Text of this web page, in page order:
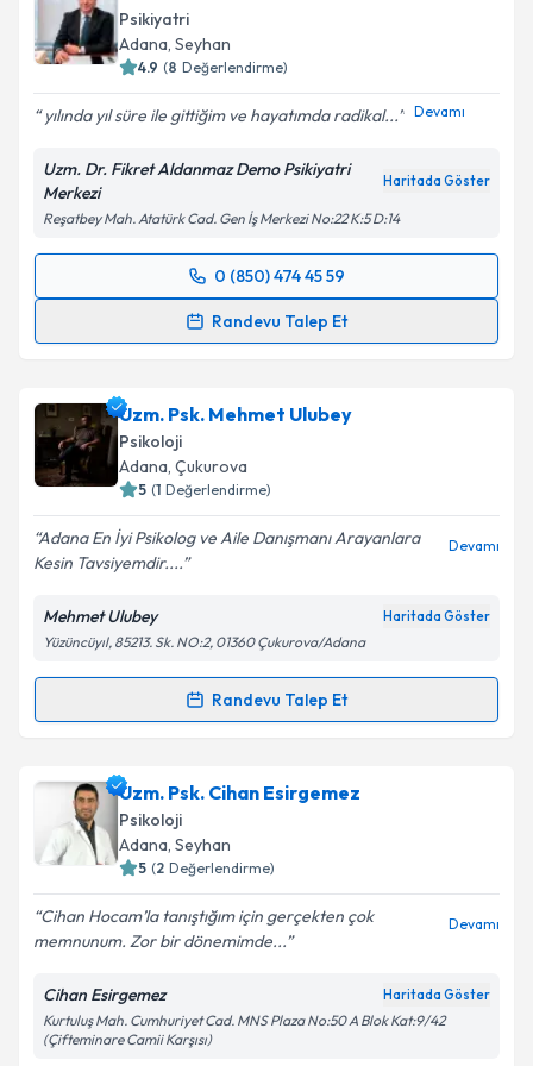
E-posta Adresiniz
Metni 'ni okudum ve kişisel verilerimin belirtilen
Takvim Talebini Gönder
Psikiyatri
Adana, Seyhan
4.9 (8 Değerlendirme)
yılında yıl süre ile gittiğim ve hayatımda radikal... Devamı
Uzm. Dr. Fikret Aldanmaz Demo Psikiyatri
Merkezi
Haritada Göster
Reşatbey Mah. Atatürk Cad. Gen İş Merkezi No:22 K:5 D:14
0 (850) 474 45 59
Randevu Talep Et
Randevu Takvimi Talebi
için bir takvim hazırlandığında e-posta ile
bilgilendireceğiz.
E-posta Adresiniz
Metni 'ni okudum ve kişisel verilerimin belirtilen
kapsamda işlenmesini kabul ediyorum.
Takvim Talebini Gönder
Uzm. Psk. Mehmet Ulubey
Psikoloji
Adana, Çukurova
5 (1 Değerlendirme)
Adana En İyi Psikolog ve Aile Danışmanı Arayanlara
Kesin Tavsiyemdir....
Devamı
Mehmet Ulubey Haritada Göster
Yüzüncüyıl, 85213. Sk. NO:2, 01360 Çukurova/Adana
Randevu Talep Et
Randevu Takvimi Talebi
Uzm. Psk. Mehmet Ulubeyiçin randevu takvimi
talebi oluşturun. Size bu uzmandan randevu almanız
için bir takvim hazırlandığında e-posta ile
bilgilendireceğiz.
E-posta Adresiniz
Kişisel verilerimin işlenmesine ilişkinAydınlatma
Metni'ni okudum ve kişisel verilerimin belirtilen
Uzm. Psk. Cihan Esirgemez
Psikoloji
Adana, Seyhan
5 (2 Değerlendirme)
Cihan Hocam’la tanıştığım için gerçekten çok
memnunum. Zor bir dönemimde...
Devamı
Cihan Esirgemez Haritada Göster
Kurtuluş Mah. Cumhuriyet Cad. MNS Plaza No:50 A Blok Kat:9/42
(Çifteminare Camii Karşısı)